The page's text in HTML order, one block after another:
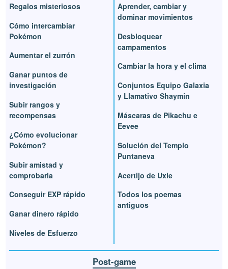
Regalos misteriosos
Cómo intercambiar
Pokémon
Aumentar el zurrón
Ganar puntos de
investigación
Subir rangos y
recompensas
¿Cómo evolucionar
Pokémon?
Subir amistad y
comprobarla
Conseguir EXP rápido
Ganar dinero rápido
Niveles de Esfuerzo
Aprender, cambiar y
dominar movimientos
Desbloquear
campamentos
Cambiar la hora y el clima
Conjuntos Equipo Galaxia
y Llamativo Shaymin
Máscaras de Pikachu e
Eevee
Solución del Templo
Puntaneva
Acertijo de Uxie
Todos los poemas
antiguos
Post-game